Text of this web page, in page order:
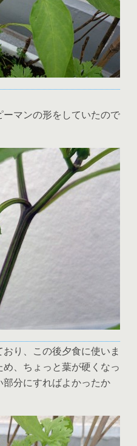
マンの形をしていたので
り、この後夕食に使いま
、ちょっと葉が硬くなっ
分にすればよかったか